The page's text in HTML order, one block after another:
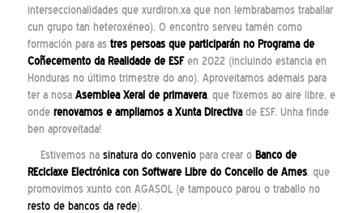
interseccionalidades que xurdiron,xa que non lembrabamos traballar
cun grupo tan heteroxéneo). O encontro serveu tamén como
formación para astres persoas que participarán no Programa de
Coñecemento da Realidade de ESFen 2022 (incluindo estancia en
Honduras no último trimestre do ano). Aproveitamos ademais para
ter a nosa Asemblea Xeral de primavera, que fixemos ao aire libre, e
onde renovamos e ampliamos a Xunta Directivade ESF. Unha finde
ben aproveitada!
Estivemos nasinatura do convenio para crear o Banco de
REciclaxe Electrónica con Software Libre do Concello de Ames, que
promovimos xunto con AGASOL (e tampouco parou o traballo no
resto de bancos da rede).